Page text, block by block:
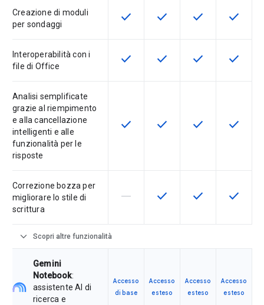
Creazione di moduli
per sondaggi
Questa funzionalità è disponibile
check Questa funzionalità è
check Questa
check Questa
check
Interoperabilità con i
file di Office
Questa funzionalità è disponibile
check Questa funzionalità è
check Questa
check Questa
check
Analisi semplificate
grazie al riempimento
e alla cancellazione
intelligenti e alle
funzionalità per le
risposte
Questa funzionalità è disponibile
check Questa funzionalità è
check Questa
check Questa
check
Correzione bozza per
migliorare lo stile di
scrittura
La funzionalità non è supportata
horizontal_rule Questa funzionalità è
check Questa
check Questa
check
expand_more Scopri altre funzionalità
Gemini
Notebook:
assistente AI di
ricerca e
Accesso
di base
Accesso
esteso
Accesso
esteso
Accesso
esteso